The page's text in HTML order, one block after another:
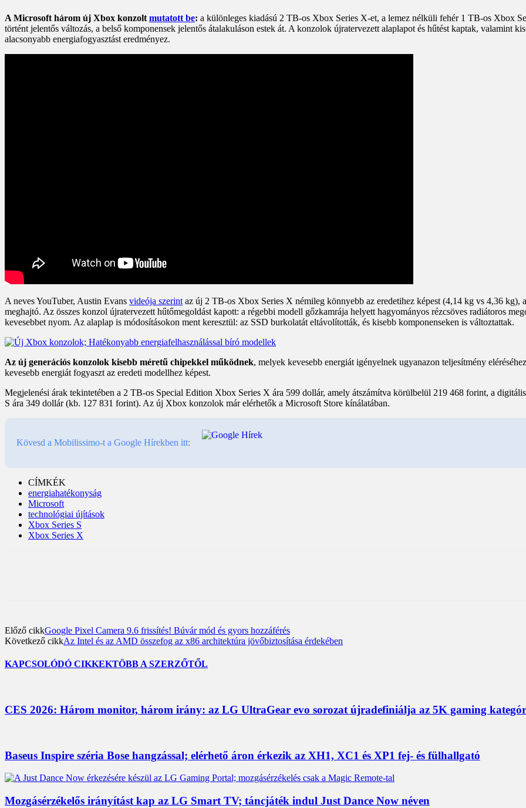
A Microsoft három új Xbox konzolt mutatott be: a különleges kiadású 2 TB-os Xbox Series X-et, a lemez nélküli fehér 1 TB-os Xbox
történt jelentős változás, a belső komponensek jelentős átalakuláson estek át. A konzolok újratervezett alaplapot és hűtést kaptak, valamint
alacsonyabb energiafogyasztást eredményez.
A neves YouTuber, Austin Evans videója szerint az új 2 TB-os Xbox Series X némileg könnyebb az eredetihez képest (4,14 kg vs 4,36
meghajtó. Az összes konzol újratervezett hűtőmegoldást kapott: a régebbi modell gőzkamrája helyett hagyományos rézcsöves radiátoros
kevesebbet nyom. Az alaplap is módosításokon ment keresztül: az SSD burkolatát eltávolították, és kisebb komponenseken is változtattak.
Az új generációs konzolok kisebb méretű chipekkel működnek, melyek kevesebb energiát igényelnek ugyanazon teljesítmény
kevesebb energiát fogyaszt az eredeti modellhez képest.
Megjelenési árak tekintetében a 2 TB-os Special Edition Xbox Series X ára 599 dollár, amely átszámítva körülbelül 219 468 forint, a
S ára 349 dollár (kb. 127 831 forint). Az új Xbox konzolok már elérhetők a Microsoft Store kínálatában.
Kövesd a Mobilissimo-t a Google Hírekben itt:
CÍMKÉK
energiahatékonyság
Microsoft
technológiai újítások
Xbox Series S
Xbox Series X
Előző cikkGoogle Pixel Camera 9.6 frissítés! Búvár mód és gyors hozzáférés
Következő cikkAz Intel és az AMD összefog az x86 architektúra jövőbiztosítása érdekében
KAPCSOLÓDÓ CIKKEKTÖBB A SZERZŐTŐL
CES 2026: Három monitor, három irány: az LG UltraGear evo sorozat újradefiniálja az 5K gaming
Baseus Inspire széria Bose hangzással; elérhető áron érkezik az XH1, XC1 és XP1 fej- és fülhallgató
Mozgásérzékelős irányítást kap az LG Smart TV; táncjáték indul Just Dance Now néven